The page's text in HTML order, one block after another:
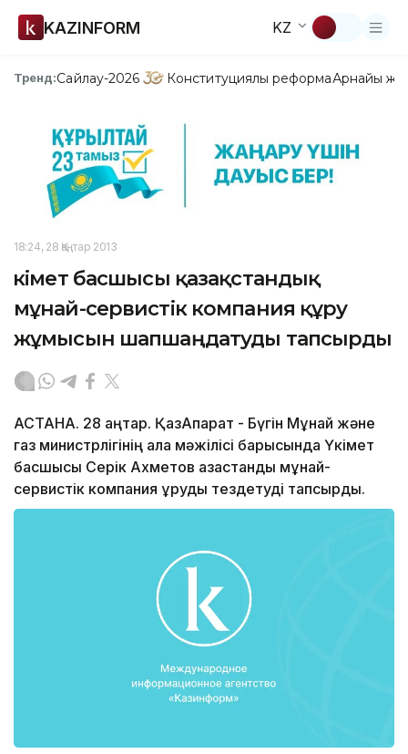
KAZINFORM KZ
Тренд:Сайлау-2026 Конституциялық реформаАрнайы
18:24, 28 Қаңтар 2013
Үкімет басшысы қазақстандық
мұнай-сервистік компания құру
жұмысын шапшаңдатуды тапсырды
АСТАНА. 28 қаңтар. ҚазАқпарат - Бүгін Мұнай және
газ министрлігінің алқа мәжілісі барысында Үкімет
басшысы Серік Ахметов қазақстандық мұнай-
сервистік компания құруды тездетуді тапсырды.